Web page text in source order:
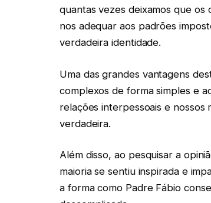
quantas vezes deixamos que os
nos adequar aos padrões
verdadeira identidade.
Uma das grandes vantagens
complexos de forma simples e
relações interpessoais e nossos
verdadeira.
Além disso, ao pesquisar a
maioria se sentiu inspirada e
a forma como Padre Fábio